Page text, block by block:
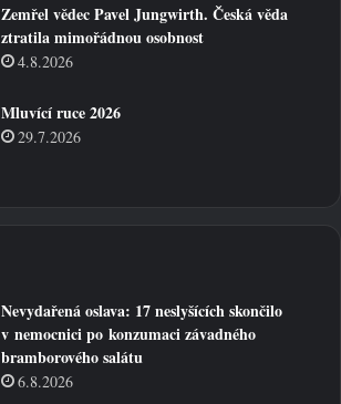
Zemřel vědec Pavel Jungwirth. Česká věda
ztratila mimořádnou osobnost
4.8.2026
Mluvící ruce 2026
29.7.2026
Nevydařená oslava: 17 neslyšících skončilo
v nemocnici po konzumaci závadného
bramborového salátu
6.8.2026